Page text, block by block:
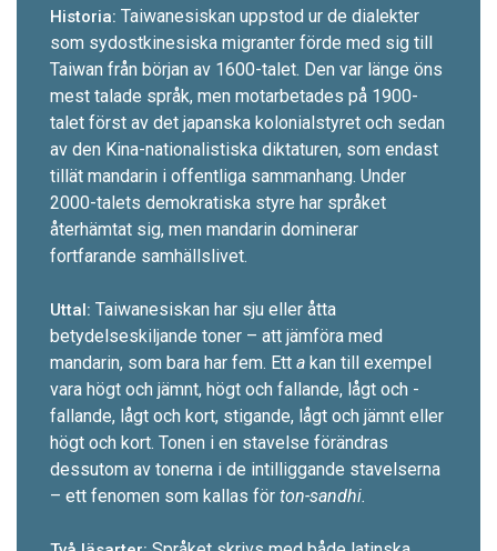
Historia: Taiwanesiskan uppstod ur de dialekter
som sydost­kinesiska migranter förde med sig till
Taiwan från början av 1600-t­alet. Den var länge öns
mest talade språk, men motarbetades på 1900-
talet först av det japanska kolonialstyret och sedan
av den Kina-nationalistiska diktaturen, som endast
tillät mandarin i offentliga sammanhang. Under
2000-talets demokratiska styre har språket
återhämtat sig, men mandarin dominerar
fortfarande samhällslivet.
Uttal: Taiwanesiskan har sju eller åtta
betydelseskiljande toner – att jämföra med
mandarin, som bara har fem. Ett a kan till exempel
vara högt och jämnt, högt och fallande, lågt och ­
fallande, lågt och kort, stigande, lågt och jämnt ­eller
högt och kort. Tonen i en stavelse förändras
dessutom av tonerna i de intilliggande stavelserna
– ett fenomen som kallas för ton-sandhi.